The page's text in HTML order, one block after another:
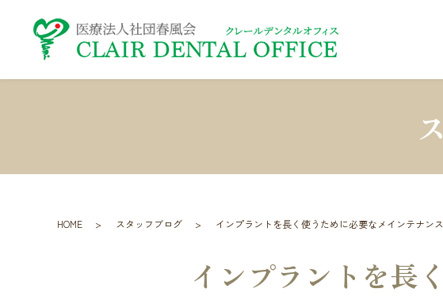
HOME スタッフブログ インプラントを長く使うために必要なメインテナンス
インプラントを長